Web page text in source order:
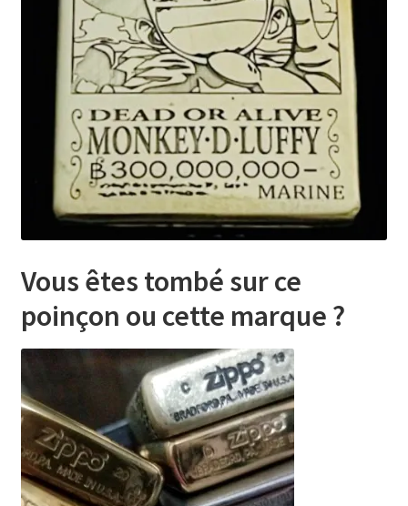
Vous êtes tombé sur ce
poinçon ou cette marque ?